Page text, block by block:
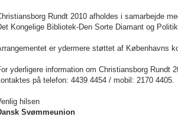
Rundt 2010 afholdes i samarbejde
Kongelige Bibliotek-Den Sorte Diamant og
er ydermere støttet af Københavns
yderligere information om Christiansborg Rundt
på telefon: 4439 4454 / mobil: 2170 4405.
hilsen
Svømmeunion